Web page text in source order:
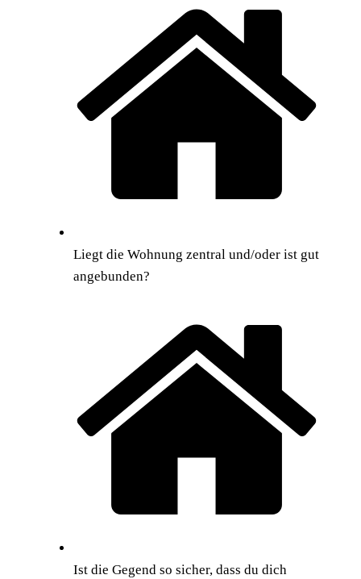
Liegt die Wohnung zentral und/oder ist gut
angebunden?
Ist die Gegend so sicher, dass du dich